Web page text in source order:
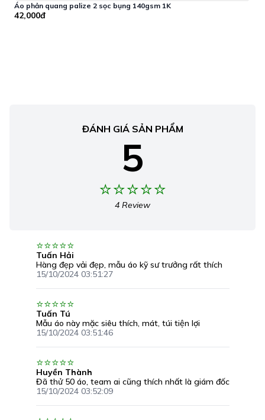
Áo phản quang palize 2 sọc bụng 140gsm 1K
42,000đ
ĐÁNH GIÁ SẢN PHẨM
5
4 Review
Tuấn Hải
Hàng đẹp vải đẹp, mẫu áo kỹ sư trưởng rất thích
15/10/2024 03:51:27
Tuấn Tú
Mẫu áo này mặc siêu thích, mát, túi tiện lợi
15/10/2024 03:51:46
Huyền Thành
Đã thử 50 áo, team ai cũng thích nhất là giám đốc
15/10/2024 03:52:09